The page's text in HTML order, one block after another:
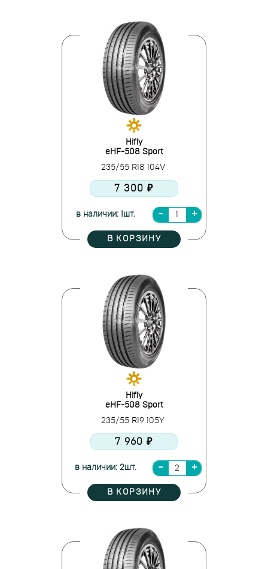
Hifly
eHF-508 Sport
235/55 R18 104V
7 300 ₽
в наличии: 1шт.
В КОРЗИНУ
Hifly
eHF-508 Sport
235/55 R19 105Y
7 960 ₽
в наличии: 2шт.
В КОРЗИНУ